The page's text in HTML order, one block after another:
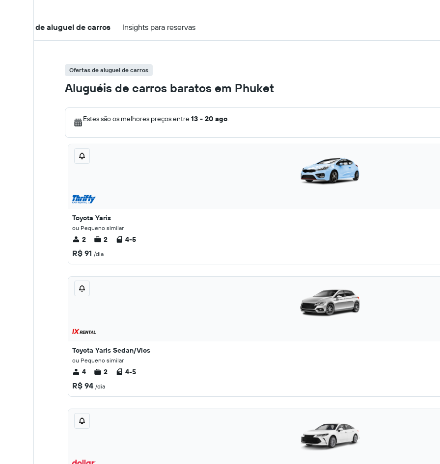
Ofertas de aluguel de carros Insights para reservas
Ofertas de aluguel de carros
Aluguéis de carros baratos em Phuket
Estes são os melhores preços entre13 - 20 ago.
Toyota Yaris
ou Pequeno similar
2 2 4-5
R$ 91 /dia
Toyota Yaris Sedan/Vios
ou Pequeno similar
4 2 4-5
R$ 94 /dia